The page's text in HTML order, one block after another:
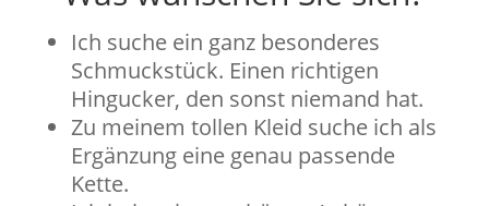
Ich suche ein ganz besonderes
Schmuckstück. Einen richtigen
Hingucker, den sonst niemand hat.
Zu meinem tollen Kleid suche ich als
Ergänzung eine genau passende
Kette.